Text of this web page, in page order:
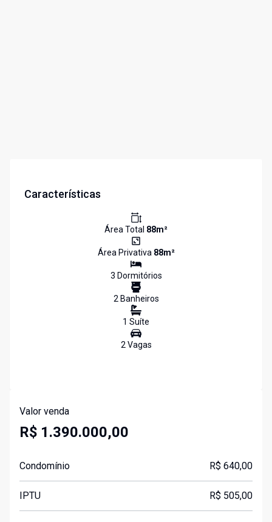
Características
Área Total 88m²
Área Privativa 88m²
3 Dormitórios
2Banheiros
1 Suíte
2Vagas
Valor venda
R$ 1.390.000,00
Condomínio R$ 640,00
IPTU R$ 505,00